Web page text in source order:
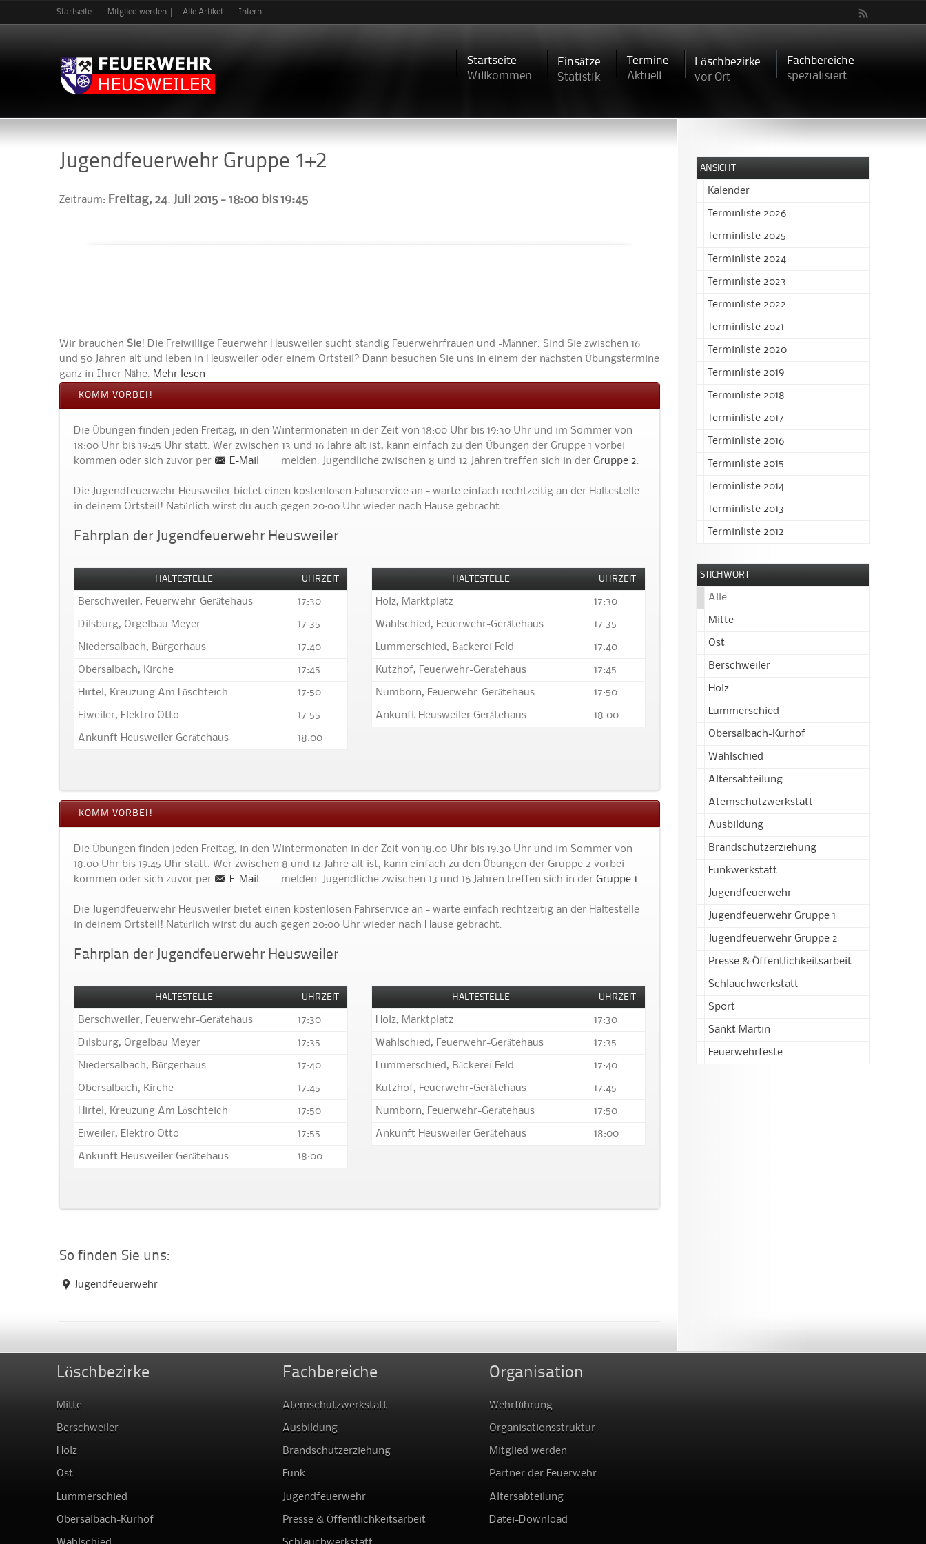
zum
Startseite Mitglied werden Alle Artikel Intern
Startseite
Willkommen
Einsätze
Statistik
Termine
Aktuell
Löschbezirke
vor Ort
Fachbereiche
spezialisiert
Jugendfeuerwehr Gruppe 1+2
Zeitraum: Freitag, 24. Juli 2015 -18:00 bis19:45
Wir brauchenSie! Die Freiwillige Feuerwehr Heusweiler sucht ständig Feuerwehrfrauen und -Männer. Sind Sie zwischen 16
und 50 Jahren alt und leben in Heusweiler oder einem Ortsteil? Dann besuchen Sie uns in einem der nächsten Übungstermine
ganz in Ihrer Nähe.
Mehr lesen
KOMM VORBEI!
Die Übungen finden jeden Freitag, in den Wintermonaten in der Zeit von 18:00 Uhr bis 19:30 Uhr und im Sommer von
18:00 Uhr bis 19:45 Uhr statt. Wer zwischen 13 und 16 Jahre alt ist, kann einfach zu den Übungen der Gruppe 1 vorbei
kommen oder sich zuvor per
E-Mail melden. Jugendliche zwischen 8 und 12 Jahren treffen sich in derGruppe 2
Die Jugendfeuerwehr Heusweiler bietet einen kostenlosen Fahrservice an - warte einfach rechtzeitig an der Haltestelle
in deinem Ortsteil! Natürlich wirst du auch gegen 20:00 Uhr wieder nach Hause gebracht.
Fahrplan der Jugendfeuerwehr Heusweiler
HALTESTELLE UHRZEIT
Berschweiler, Feuerwehr-Gerätehaus 17:30
Dilsburg, Orgelbau Meyer 17:35
Niedersalbach, Bürgerhaus 17:40
Obersalbach, Kirche 17:45
Hirtel, Kreuzung Am Löschteich 17:50
Eiweiler, Elektro Otto 17:55
Ankunft Heusweiler Gerätehaus 18:00
HALTESTELLE UHRZEIT
Holz, Marktplatz 17:30
Wahlschied, Feuerwehr-Gerätehaus 17:35
Lummerschied, Bäckerei Feld 17:40
Kutzhof, Feuerwehr-Gerätehaus 17:45
Numborn, Feuerwehr-Gerätehaus 17:50
Ankunft Heusweiler Gerätehaus 18:00
KOMM VORBEI!
Die Übungen finden jeden Freitag, in den Wintermonaten in der Zeit von 18:00 Uhr bis 19:30 Uhr und im Sommer von
18:00 Uhr bis 19:45 Uhr statt. Wer zwischen 8 und 12 Jahre alt ist, kann einfach zu den Übungen der Gruppe 2 vorbei
kommen oder sich zuvor per
E-Mail melden. Jugendliche zwischen 13 und 16 Jahren treffen sich in derGruppe 1
Die Jugendfeuerwehr Heusweiler bietet einen kostenlosen Fahrservice an - warte einfach rechtzeitig an der Haltestelle
in deinem Ortsteil! Natürlich wirst du auch gegen 20:00 Uhr wieder nach Hause gebracht.
Fahrplan der Jugendfeuerwehr Heusweiler
HALTESTELLE UHRZEIT
Berschweiler, Feuerwehr-Gerätehaus 17:30
Dilsburg, Orgelbau Meyer 17:35
Niedersalbach, Bürgerhaus 17:40
Obersalbach, Kirche 17:45
Hirtel, Kreuzung Am Löschteich 17:50
Eiweiler, Elektro Otto 17:55
Ankunft Heusweiler Gerätehaus 18:00
HALTESTELLE UHRZEIT
Holz, Marktplatz 17:30
Wahlschied, Feuerwehr-Gerätehaus 17:35
Lummerschied, Bäckerei Feld 17:40
Kutzhof, Feuerwehr-Gerätehaus 17:45
Numborn, Feuerwehr-Gerätehaus 17:50
Ankunft Heusweiler Gerätehaus 18:00
So finden Sie uns:
Jugendfeuerwehr
ANSICHT
Kalender
Terminliste 2026
Terminliste 2025
Terminliste 2024
Terminliste 2023
Terminliste 2022
Terminliste 2021
Terminliste 2020
Terminliste 2019
Terminliste 2018
Terminliste 2017
Terminliste 2016
Terminliste 2015
Terminliste 2014
Terminliste 2013
Terminliste 2012
STICHWORT
Alle
Mitte
Ost
Berschweiler
Holz
Lummerschied
Obersalbach-Kurhof
Wahlschied
Altersabteilung
Atemschutzwerkstatt
Ausbildung
Brandschutzerziehung
Funkwerkstatt
Jugendfeuerwehr
Jugendfeuerwehr Gruppe 1
Jugendfeuerwehr Gruppe 2
Presse & Öffentlichkeitsarbeit
Schlauchwerkstatt
Sport
Sankt Martin
Feuerwehrfeste
Löschbezirke
Mitte
Berschweiler
Holz
Ost
Lummerschied
Obersalbach-Kurhof
Fachbereiche
Atemschutzwerkstatt
Ausbildung
Brandschutzerziehung
Funk
Jugendfeuerwehr
Presse & Öffentlichkeitsarbeit
Organisation
Wehrführung
Organisationsstruktur
Mitglied werden
Partner der Feuerwehr
Altersabteilung
Datei-Download